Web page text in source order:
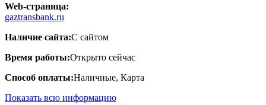
Web-страница:
gaztransbank.ru
Наличие сайта:С сайтом
Время работы:Открыто сейчас
Способ оплаты:Наличные, Карта
Показать всю информацию